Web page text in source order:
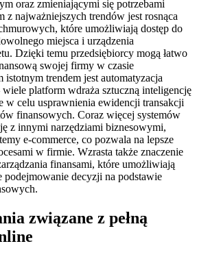
oraz zmieniającymi się potrzebami
z najważniejszych trendów jest rosnąca
które umożliwiają dostęp do
miejsca i urządzenia
Dzięki temu przedsiębiorcy mogą łatwo
swojej firmy w czasie
trendem jest automatyzacja
platform wdraża sztuczną inteligencję
w celu usprawnienia ewidencji transakcji
finansowych. Coraz więcej systemów
z innymi narzędziami biznesowymi,
e-commerce, co pozwala na lepsze
w firmie. Wzrasta także znaczenie
finansami, które umożliwiają
podejmowanie decyzji na podstawie
związane z pełną